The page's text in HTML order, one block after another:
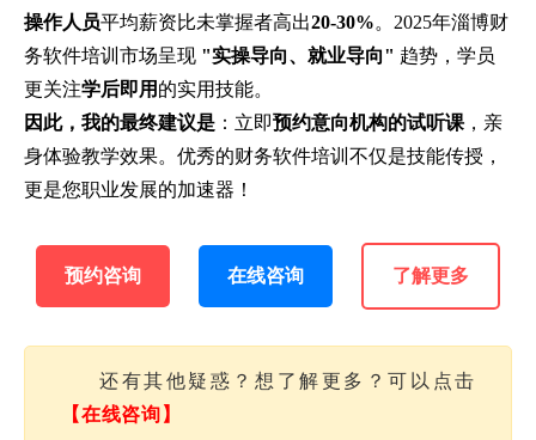
操作人员平均薪资比未掌握者高出20-30%。2025年淄博财
务软件培训市场呈现 "实操导向、就业导向" 趋势，学员
更关注学后即用 的实用技能。
因此，我的最终建议是 ：立即预约意向机构的试听课 ，亲
身体验教学效果。优秀的财务软件培训不仅是技能传授，
更是您职业发展的加速器！
预约咨询 在线咨询 了解更多
还有其他疑惑？想了解更多？可以点击
【在线咨询】